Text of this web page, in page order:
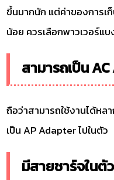
ขึ้นมากนัก แต่ค่าของการเ
น้อย ควรเลือกพาวเวอร์แ
สามารถเป็น
ถือว่าสามารถใช้งานได้หล
เป็น AP Adapter ไปในตัว
มีสายชาร์จในตัว